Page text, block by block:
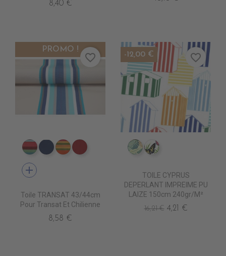
8,40 €
DT0013 CARACAS FUSHIA
DT0026 LEVANT BLEU
DT0014 SAOPAULO FUSHI
DT0027 LEVANT ROUGE
add
Toile TRANSAT 43/44cm
Pour Transat Et Chilienne
8,58 €
PROMO !
favorite_border
IM0805 FAUVE
TOILE CYPRUS
DEPERLANT IMPREIME PU
LAIZE 150cm 240gr/m²
16,21 € 4,21 €
-12,00 € favorite_border